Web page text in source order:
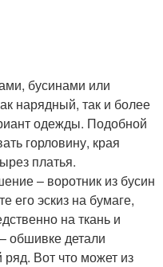
бусинами или
нарядный, так и более
одежды. Подобной
горловину, края
платья.
– воротник из бусин
его эскиз на бумаге,
на ткань и
обшивке детали
Вот что может из